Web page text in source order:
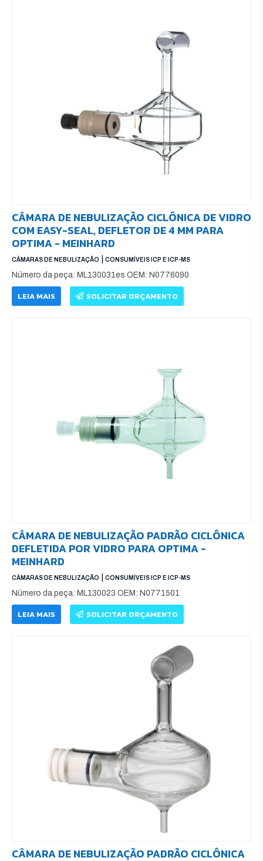
CÂMARA DE NEBULIZAÇÃO CICLÔNICA DE VIDRO
COM EASY-SEAL, DEFLETOR DE 4 MM PARA
OPTIMA - MEINHARD
CÂMARAS DE NEBULIZAÇÃO CONSUMÍVEIS ICP E ICP-MS
Número da peça: ML130031es OEM: N0776090
LEIA MAIS SOLICITAR ORÇAMENTO
CÂMARA DE NEBULIZAÇÃO PADRÃO CICLÔNICA
DEFLETIDA POR VIDRO PARA OPTIMA -
MEINHARD
CÂMARAS DE NEBULIZAÇÃO CONSUMÍVEIS ICP E ICP-MS
Número da peça: ML130023 OEM: N0771501
LEIA MAIS SOLICITAR ORÇAMENTO
CÂMARA DE NEBULIZAÇÃO PADRÃO CICLÔNICA